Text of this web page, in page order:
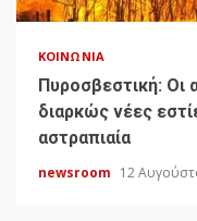
ΚΟΙΝΩΝΊΑ
Πυροσβεστική: Οι
διαρκώς νέες
αστραπιαία
newsroom 12